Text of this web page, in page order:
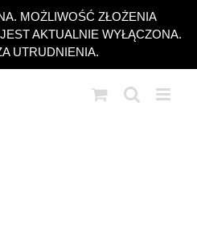
MOŻLIWOŚĆ ZŁOŻENIA
AKTUALNIE WYŁĄCZONA.
UTRUDNIENIA.